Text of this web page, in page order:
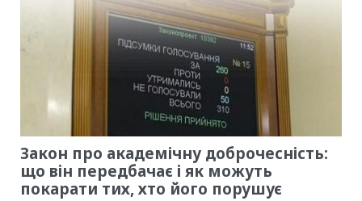
Закон про академічну доброчесність:
що він передбачає і як можуть
покарати тих, хто його порушує